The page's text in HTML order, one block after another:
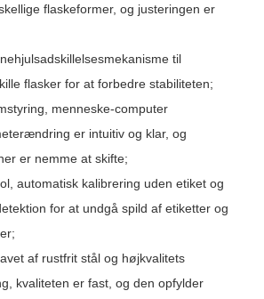
flaskeformer, og justeringen er
til
flasker for at forbedre stabiliteten;
menneske-computer
er intuitiv og klar, og
er nemme at skifte;
automatisk kalibrering uden etiket og
for at undgå spild af etiketter og
af rustfrit stål og højkvalitets
kvaliteten er fast, og den opfylder